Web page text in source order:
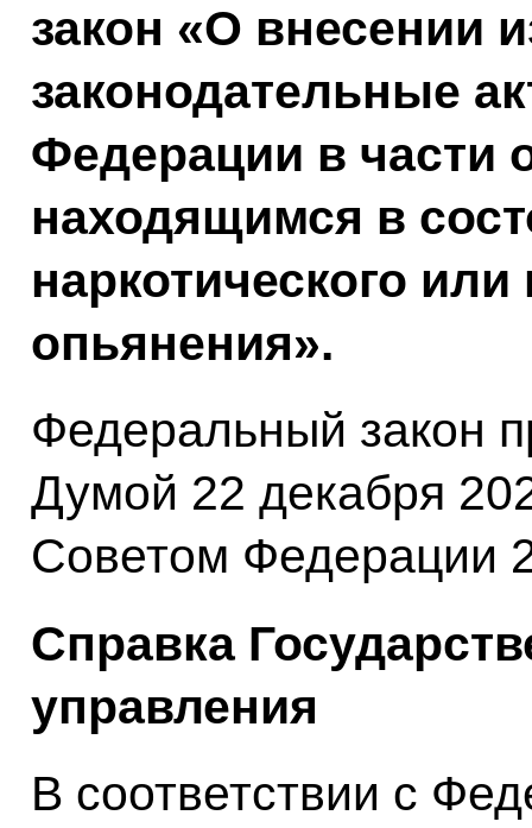
закон «О внесении
законодательные
Федерации в части
находящимся в
наркотического или
опьянения».
Федеральный закон
Думой 22 декабря
Советом Федерации
Справка
управления
В соответствии с